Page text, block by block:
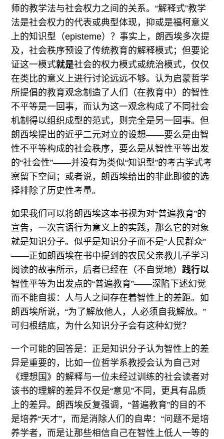
师的教学法与社会权力之间的关系。“解释式”教学
法是社会权力的代表或典型体现，抑或是福柯意义
上的知识型（episteme）？事实上，朗西埃多次提
及，社会秩序预设了传统教育的解释模式；但要论
证这一模式就是社会的权力模式或统治模式，仅仅
在类比的意义上进行讨论远远不够。认为启蒙哲学
所提倡的教育观念制造了人们（在教育中）的智性
不平等是一回事，而认为这一观念构成了不同社会
机制得以组织成型的范式，则完全是另一回事。但
朗西埃提出的近乎二元对立的设想——要么是由智
性不平等构成的社会秩序，要么是从智性平等出发
的“社会性”——并没有为类似“知识型”的考古学式考
察留下空间；或者说，朗西埃给出的非此即彼的选
择排除了历史性考量。
如果我们可以将朗西埃这本书视为对“普遍教育”的
宣告，一次言语行为意义上的实践，那么它的对象
就是知识分子。似乎是知识分子而不是“人民群众”
——正如朗西埃在书中提到的农民父亲教儿子学习
阅读的故事所示，后者已经在（不自觉地）践行以
智性平等为出发点的“普遍教育”——深陷下述幻觉
而不能自拔：人与人之间存在着智性上的差距。如
朗西埃所说，“为了解放他人，人必须自我解放。”
可归根结底，为什么知识分子会有这种幻觉？
一个可能的回答是：正是知识分子认为智性上的差
异是重要的，比如一位哲学系教授会认为自己对
《理想国》的解释与一位未经过训练的社会读者对
该书的理解的差异不仅是“意见”不同，更具有品质
上的差异。朗西埃反复强调，“普遍教育”的目的不
是培养“天才”，而是消除人们的自卑：“问题不是培
养学者，而是让那些相信自己在智性上低人一等的